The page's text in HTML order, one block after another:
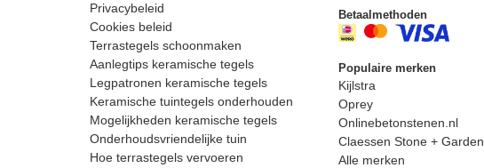
Privacybeleid
Cookies beleid
Terrastegels schoonmaken
Aanlegtips keramische tegels
Legpatronen keramische tegels
Keramische tuintegels onderhouden
Mogelijkheden keramische tegels
Onderhoudsvriendelijke tuin
Hoe terrastegels vervoeren
Betaalmethoden
Populaire merken
Kijlstra
Oprey
Onlinebetonstenen.nl
Claessen Stone + Garden
Alle merken